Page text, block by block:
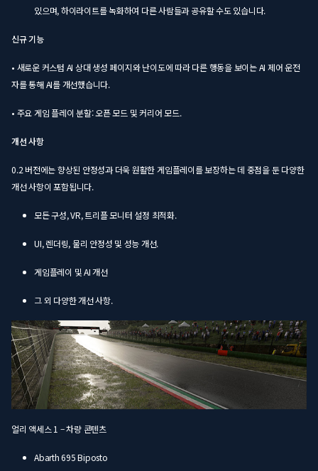
있으며, 하이라이트를 녹화하여 다른 사람들과 공유할 수도 있습니다.
신규 기능
• 새로운 커스텀 AI 상대 생성 페이지와 난이도에 따라 다른 행동을 보이는 AI 제어 운전
자를 통해 AI를 개선했습니다.
• 주요 게임 플레이 분할: 오픈 모드 및 커리어 모드.
개선 사항
0.2 버전에는 향상된 안정성과 더욱 원활한 게임플레이를 보장하는 데 중점을 둔 다양한
개선 사항이 포함됩니다.
모든 구성, VR, 트리플 모니터 설정 최적화.
UI, 렌더링, 물리 안정성 및 성능 개선.
게임플레이 및 AI 개선
그 외 다양한 개선 사항.
얼리 액세스 1 – 차량 콘텐츠
Abarth 695 Biposto